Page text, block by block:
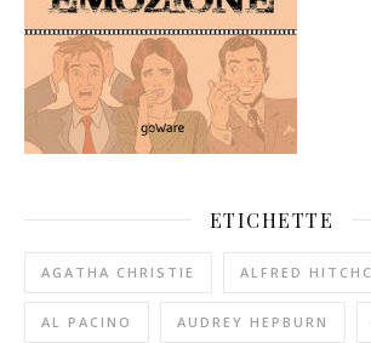
ETICHETTE
AGATHA CHRISTIE ALFRED
AL PACINO AUDREY HEPBURN